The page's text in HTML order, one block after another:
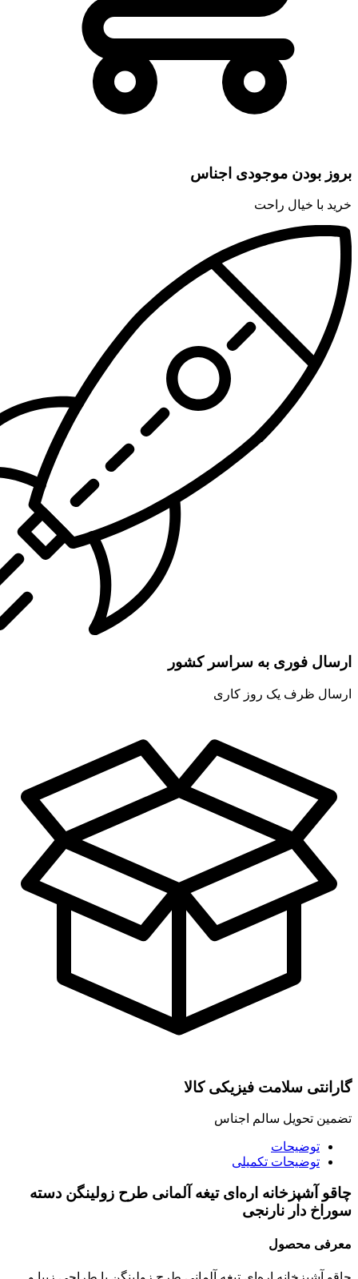
بروز بودن موجودی اجناس
خرید با خیال راحت
ارسال فوری به سراسر کشور
ارسال ظرف یک روز کاری
گارانتی سلامت فیزیکی کالا
تضمین تحویل سالم اجناس
توضیحات
توضیحات تکمیلی
چاقو آشپزخانه اره‌ای تیغه آلمانی طرح زولینگن دسته
سوراخ دار نارنجی
معرفی محصول